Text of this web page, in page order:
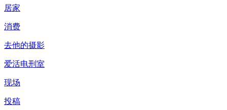
居家
消费
去他的摄影
爱活电刑室
现场
投稿